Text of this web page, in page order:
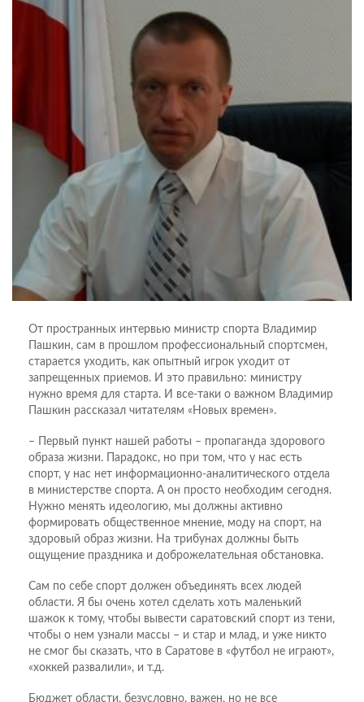
От пространных интервью министр спорта Владимир
Пашкин, сам в прошлом профессиональный спортсмен,
старается уходить, как опытный игрок уходит от
запрещенных приемов. И это правильно: министру
нужно время для старта. И все-таки о важном Владимир
Пашкин рассказал читателям «Новых времен».
– Первый пункт нашей работы – пропаганда здорового
образа жизни. Парадокс, но при том, что у нас есть
спорт, у нас нет информационно-аналитического отдела
в министерстве спорта. А он просто необходим сегодня.
Нужно менять идеологию, мы должны активно
формировать общественное мнение, моду на спорт, на
здоровый образ жизни. На трибунах должны быть
ощущение праздника и доброжелательная обстановка.
Сам по себе спорт должен объединять всех людей
области. Я бы очень хотел сделать хоть маленький
шажок к тому, чтобы вывести саратовский спорт из тени,
чтобы о нем узнали массы – и стар и млад, и уже никто
не смог бы сказать, что в Саратове в «футбол не играют»,
«хоккей развалили», и т.д.
Бюджет области, безусловно, важен, но не все